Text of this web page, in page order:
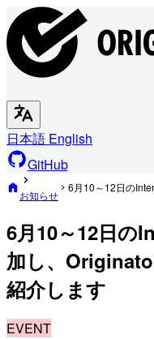
日本語 English
GitHub
お知らせ
6月10～12日の
加し、
紹介します
EVENT